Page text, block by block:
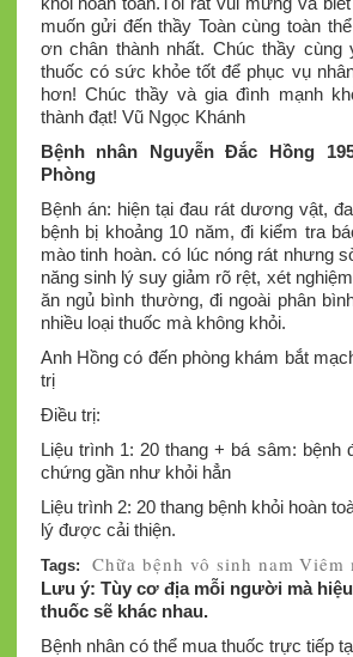
muốn gửi đến thầy Toàn cùng toàn
ơn chân thành nhất. Chúc thầy
thuốc có sức khỏe tốt để phục vụ
hơn! Chúc thầy và gia đình mạnh
thành đạt! Vũ Ngọc Khánh
Bệnh nhân Nguyễn Đắc Hồng
Phòng
Bệnh án: hiện tại đau rát dương vật,
bệnh bị khoảng 10 năm, đi kiểm tra
mào tinh hoàn. có lúc nóng rát nhưng
năng sinh lý suy giảm rõ rệt, xét
ăn ngủ bình thường, đi ngoài phân
nhiều loại thuốc mà không khỏi.
Anh Hồng có đến phòng khám bắt
trị
Điều trị:
Liệu trình 1: 20 thang + bá sâm: bệnh
chứng gần như khỏi hẳn
Liệu trình 2: 20 thang bệnh khỏi hoàn
lý được cải thiện.
Tags: Chữa bệnh vô sinh nam Viêm
Lưu ý: Tùy cơ địa mỗi người mà
thuốc sẽ khác nhau.
Bệnh nhân có thể mua thuốc trực tiếp